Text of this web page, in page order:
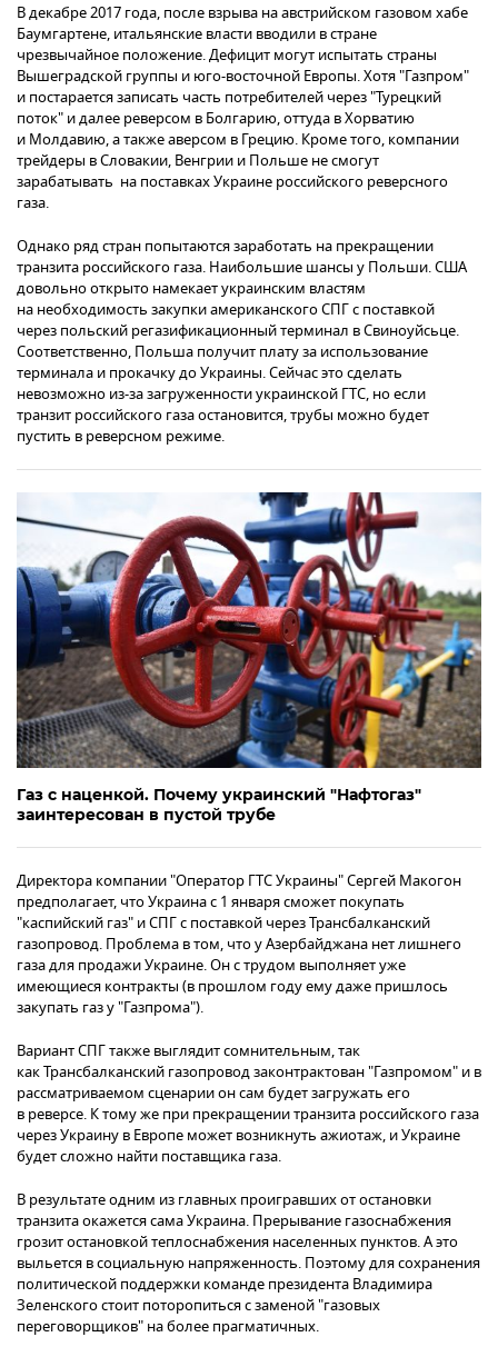
В декабре 2017 года, после взрыва на австрийском газовом хабе
Баумгартене, итальянские власти вводили в стране
чрезвычайное положение. Дефицит могут испытать страны
Вышеградской группы и юго-восточной Европы. Хотя "Газпром"
и постарается записать часть потребителей через "Турецкий
поток" и далее реверсом в Болгарию, оттуда в Хорватию
и Молдавию, а также аверсом в Грецию. Кроме того, компании
трейдеры в Словакии, Венгрии и Польше не смогут
зарабатывать на поставках Украине российского реверсного
газа.
Однако ряд стран попытаются заработать на прекращении
транзита российского газа. Наибольшие шансы у Польши. США
довольно открыто намекает украинским властям
на необходимость закупки американского СПГ с поставкой
через польский регазификационный терминал в Свиноуйсьце.
Соответственно, Польша получит плату за использование
терминала и прокачку до Украины. Сейчас это сделать
невозможно из-за загруженности украинской ГТС, но если
транзит российского газа остановится, трубы можно будет
пустить в реверсном режиме.
Газ с наценкой. Почему украинский "Нафтогаз"
заинтересован в пустой трубе
Директора компании "Оператор ГТС Украины" Сергей Макогон
предполагает, что Украина с 1 января сможет покупать
"каспийский газ" и СПГ с поставкой через Трансбалканский
газопровод. Проблема в том, что у Азербайджана нет лишнего
газа для продажи Украине. Он с трудом выполняет уже
имеющиеся контракты (в прошлом году ему даже пришлось
закупать газ у "Газпрома").
Вариант СПГ также выглядит сомнительным, так
как Трансбалканский газопровод законтрактован "Газпромом" и в
рассматриваемом сценарии он сам будет загружать его
в реверсе. К тому же при прекращении транзита российского газа
через Украину в Европе может возникнуть ажиотаж, и Украине
будет сложно найти поставщика газа.
В результате одним из главных проигравших от остановки
транзита окажется сама Украина. Прерывание газоснабжения
грозит остановкой теплоснабжения населенных пунктов. А это
выльется в социальную напряженность. Поэтому для сохранения
политической поддержки команде президента Владимира
Зеленского стоит поторопиться с заменой "газовых
переговорщиков" на более прагматичных.